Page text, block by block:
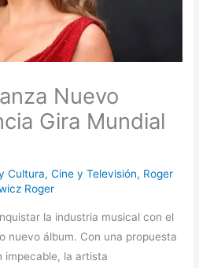
Nuevo
Gira Mundial
Cultura,Cine y Televisión, Roger
Roger
la industria musical con el
nuevo álbum. Con una propuesta
impecable, la artista